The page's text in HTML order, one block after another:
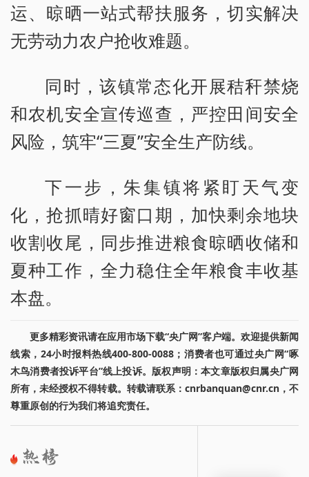
运、晾晒一站式帮扶服务，切实解决
无劳动力农户抢收难题。
同时，该镇常态化开展秸秆禁烧
和农机安全宣传巡查，严控田间安全
风险，筑牢“三夏”安全生产防线。
下一步，朱集镇将紧盯天气变
化，抢抓晴好窗口期，加快剩余地块
收割收尾，同步推进粮食晾晒收储和
夏种工作，全力稳住全年粮食丰收基
本盘。
更多精彩资讯请在应用市场下载“央广网”客户端。欢迎提供新闻
线索，24小时报料热线400-800-0088；消费者也可通过央广网“啄
木鸟消费者投诉平台”线上投诉。版权声明：本文章版权归属央广网
所有，未经授权不得转载。转载请联系：cnrbanquan@cnr.cn，不
尊重原创的行为我们将追究责任。